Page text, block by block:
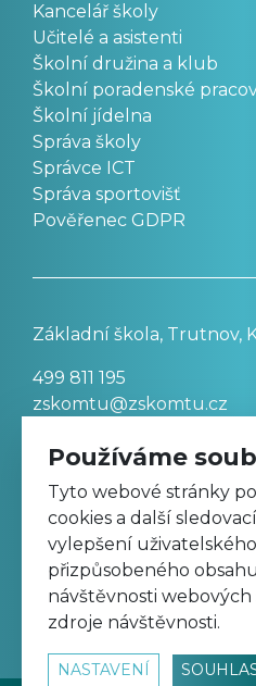
Kancelář školy
Učitelé a asistenti
Školní družina a klub
Školní poradenské
Školní jídelna
Správa školy
Správce ICT
Správa sportovišť
Pověřenec GDPR
Základní škola, Trutnov,
499 811 195
zskomtu@zskomtu.cz
Prohlášení o
Nastavení cookies
Sledujte nás na
Používáme
Tyto webové stránky
cookies a další
vylepšení
přizpůsobeného
návštěvnosti
zdroje návštěvnosti.
NASTAVENÍ